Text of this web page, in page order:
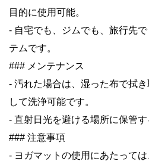
目的に使用可能。
- 自宅でも、ジムでも、旅行先
テムです。
### メンテナンス
- 汚れた場合は、湿った布で拭
して洗浄可能です。
- 直射日光を避ける場所に保管す
### 注意事項
- ヨガマットの使用にあたって